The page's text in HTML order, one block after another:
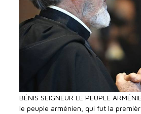
BÉNIS SEIGNEUR LE PEUPLE
le peuple arménien, qui fut la